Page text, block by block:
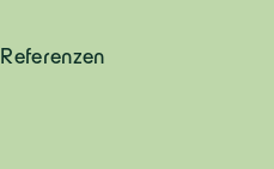
Referenzen